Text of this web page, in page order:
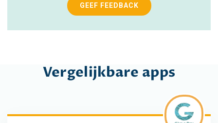
GEEF FEEDBACK
Vergelijkbare apps